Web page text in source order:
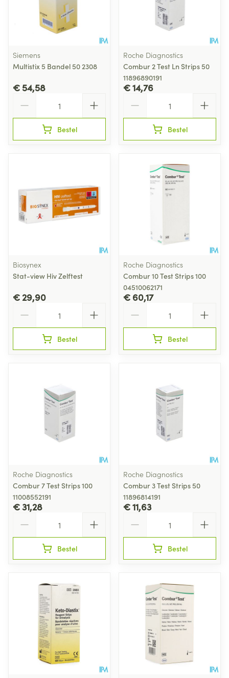
Siemens
Multistix 5 Bandel 50 2308
€ 54,58
Bestel
Roche Diagnostics
Combur 2 Test Ln Strips 50
11896890191
€ 14,76
Bestel
Biosynex
Stat-view Hiv Zelftest
€ 29,90
Bestel
Roche Diagnostics
Combur 10 Test Strips 100
04510062171
€ 60,17
Bestel
Roche Diagnostics
Combur 7 Test Strips 100
11008552191
€ 31,28
Bestel
Roche Diagnostics
Combur 3 Test Strips 50
11896814191
€ 11,63
Bestel